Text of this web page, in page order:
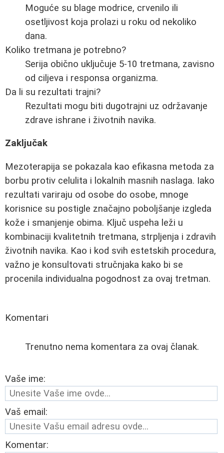
Moguće su blage modrice, crvenilo ili
osetljivost koja prolazi u roku od nekoliko
dana.
Koliko tretmana je potrebno?
Serija obično uključuje 5-10 tretmana, zavisno
od ciljeva i responsa organizma.
Da li su rezultati trajni?
Rezultati mogu biti dugotrajni uz održavanje
zdrave ishrane i životnih navika.
Zaključak
Mezoterapija se pokazala kao efikasna metoda za
borbu protiv celulita i lokalnih masnih naslaga. Iako
rezultati variraju od osobe do osobe, mnoge
korisnice su postigle značajno poboljšanje izgleda
kože i smanjenje obima. Ključ uspeha leži u
kombinaciji kvalitetnih tretmana, strpljenja i zdravih
životnih navika. Kao i kod svih estetskih procedura,
važno je konsultovati stručnjaka kako bi se
procenila individualna pogodnost za ovaj tretman.
Komentari
Trenutno nema komentara za ovaj članak.
Vaše ime:
Vaš email:
Komentar: